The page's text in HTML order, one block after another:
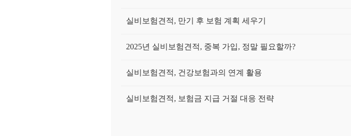
실비보험견적, 만기 후 보험 계획 세우기
2025년 실비보험견적, 중복 가입, 정말 필요할까?
실비보험견적, 건강보험과의 연계 활용
실비보험견적, 보험금 지급 거절 대응 전략